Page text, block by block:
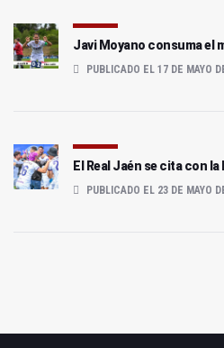
Javi Moyano consuma el
PUBLICADO EL 17 DE MAYO
El Real Jaén se cita con
PUBLICADO EL 23 DE MAYO